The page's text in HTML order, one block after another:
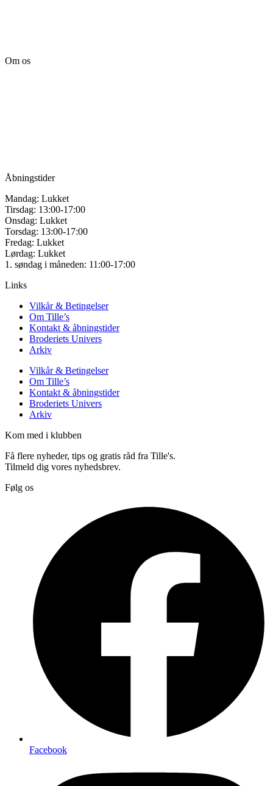
Om os
Åbningstider
Mandag: Lukket
Tirsdag: 13:00-17:00
Onsdag: Lukket
Torsdag: 13:00-17:00
Fredag: Lukket
Lørdag: Lukket
1. søndag i måneden: 11:00-17:00
Links
Vilkår & Betingelser
Om Tille’s
Kontakt & åbningstider
Broderiets Univers
Arkiv
Vilkår & Betingelser
Om Tille’s
Kontakt & åbningstider
Broderiets Univers
Arkiv
Kom med i klubben
Få flere nyheder, tips og gratis råd fra Tille's.
Tilmeld dig vores nyhedsbrev.
Følg os
Facebook